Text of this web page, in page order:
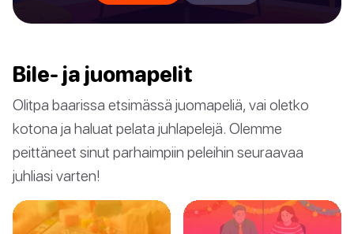
Bile- ja juomapelit
Olitpa baarissa etsimässä juomapeliä, vai oletko
kotona ja haluat pelata juhlapelejä. Olemme
peittäneet sinut parhaimpiin peleihin seuraavaa
juhliasi varten!